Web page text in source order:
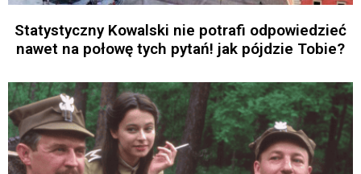
Statystyczny Kowalski nie potrafi odpowiedzieć
nawet na połowę tych pytań! jak pójdzie Tobie?